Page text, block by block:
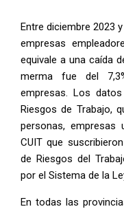
Entre diciembre 2023
empresas
equivale a una caída
merma fue del
empresas. Los
Riesgos de Trabajo,
personas, empresas
CUIT que
de Riesgos del
por el Sistema de la
En todas las